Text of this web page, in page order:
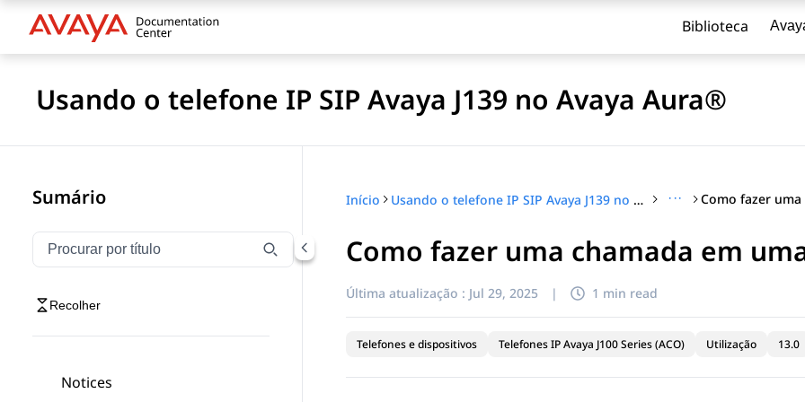
Biblioteca
Usando o telefone IP SIP Avaya J139 no Avaya Aura®
Sumário
Filtrar navegação por título
Digite para filtrar itens de navegação por título
Recolher
Notices
Início Usando o telefone IP SIP Avaya J139 no Avaya Aura® ···
Como fazer uma chamada em
Última atualização : Jul 29, 2025 | 1 min read
Telefones e dispositivos Telefones IP Avaya J100 Series (ACO) Utilização 13.0